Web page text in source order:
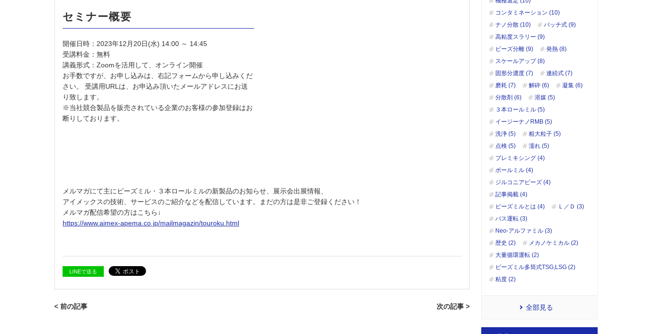
セミナー概要
開催日時：2023年12月20日(水) 14:00 ～ 14:45
受講料金：無料
講義形式：Zoomを活用して、オンライン開催
お手数ですが、お申し込みは、右記フォームから申し込みくだ
さい。 受講用URLは、お申込み頂いたメールアドレスにお送
り致します。
※当社競合製品を販売されている企業のお客様の参加登録はお
断りしております。
メルマガにて主にビーズミル・３本ロールミルの新製品のお知らせ、展示会出展情報、
アイメックスの技術、サービスのご紹介などを配信しています。まだの方は是非ご登録ください！
メルマガ配信希望の方はこちら↓
https://www.aimex-apema.co.jp/mailmagazin/touroku.html
LINEで送る
< 前の記事 次の記事 >
コンタミネーション (10)
ナノ分散 (10)
バッチ式 (9)
高粘度スラリー (9)
ビーズ分離 (9)
発熱 (8)
スケールアップ (8)
固形分濃度 (7)
連続式 (7)
磨耗 (7)
解砕 (6)
凝集 (6)
分散剤 (6)
溶媒 (5)
３本ロールミル (5)
イージーナノRMB (5)
洗浄 (5)
粗大粒子 (5)
点検 (5)
濡れ (5)
プレミキシング (4)
ボールミル (4)
ジルコニアビーズ (4)
記事掲載 (4)
ビーズミルとは (4)
Ｌ／Ｄ (3)
パス運転 (3)
Neo-アルファミル (3)
歴史 (2)
メカノケミカル (2)
大量循環運転 (2)
ビーズミル多筒式TSG,LSG (2)
粘度 (2)
全部見る